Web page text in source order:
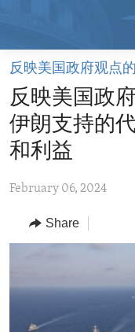
Skip
main
content
Skip
to
main
Navigation
to
HOME
VIDEO
RADIO
AFRICA
AMERICAS
TOPICS
HUMAN RIGHTS
DEMOCRACY AND
ARCHIVE
反映美国政府观点
反映美国政
伊朗支持的
和利益
February 06, 2024
Share